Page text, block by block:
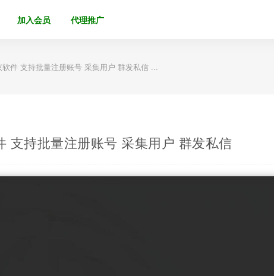
加入会员 代理推广
软件 支持批量注册账号 采集用户 群发私信 ...
支持批量注册账号 采集用户 群发私信